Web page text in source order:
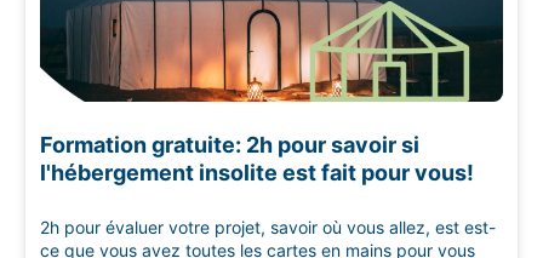
Formation gratuite: 2h pour savoir si
l'hébergement insolite est fait pour vous!
2h pour évaluer votre projet, savoir où vous allez, est est-
ce que vous avez toutes les cartes en mains pour vous